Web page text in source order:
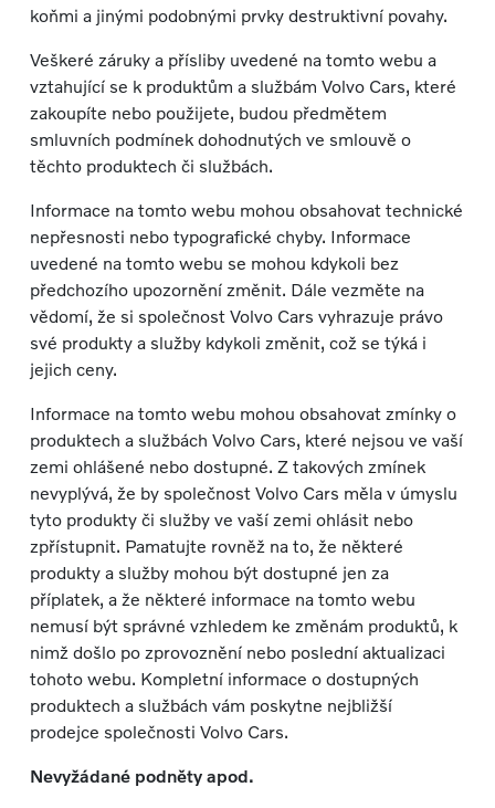
koňmi a jinými podobnými prvky destruktivní povahy.
Veškeré záruky a přísliby uvedené na tomto webu a
vztahující se k produktům a službám Volvo Cars, které
zakoupíte nebo použijete, budou předmětem
smluvních podmínek dohodnutých ve smlouvě o
těchto produktech či službách.
Informace na tomto webu mohou obsahovat technické
nepřesnosti nebo typografické chyby. Informace
uvedené na tomto webu se mohou kdykoli bez
předchozího upozornění změnit. Dále vezměte na
vědomí, že si společnost Volvo Cars vyhrazuje právo
své produkty a služby kdykoli změnit, což se týká i
jejich ceny.
Informace na tomto webu mohou obsahovat zmínky o
produktech a službách Volvo Cars, které nejsou ve vaší
zemi ohlášené nebo dostupné. Z takových zmínek
nevyplývá, že by společnost Volvo Cars měla v úmyslu
tyto produkty či služby ve vaší zemi ohlásit nebo
zpřístupnit. Pamatujte rovněž na to, že některé
produkty a služby mohou být dostupné jen za
příplatek, a že některé informace na tomto webu
nemusí být správné vzhledem ke změnám produktů, k
nimž došlo po zprovoznění nebo poslední aktualizaci
tohoto webu. Kompletní informace o dostupných
produktech a službách vám poskytne nejbližší
prodejce společnosti Volvo Cars.
Nevyžádané podněty apod.